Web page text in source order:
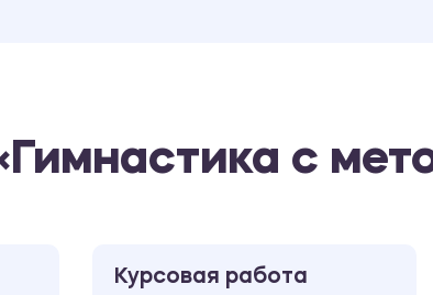
с
Курсовая работа